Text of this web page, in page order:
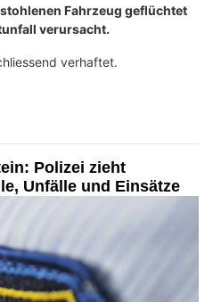
Fahrzeug geflüchtet
verursacht.
verhaftet.
Polizei zieht
Unfälle und Einsätze